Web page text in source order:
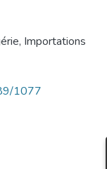
, Importations
1077